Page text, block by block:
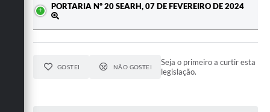
PORTARIA Nº 20 SEARH, 07 DE FEVEREIRO DE 2024
GOSTEI NÃO GOSTEI
Seja o primeiro a curtir esta
legislação.